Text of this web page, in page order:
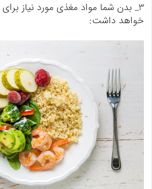
3_ بدن شما مواد مغذی مورد نیاز
خواهد داشت: